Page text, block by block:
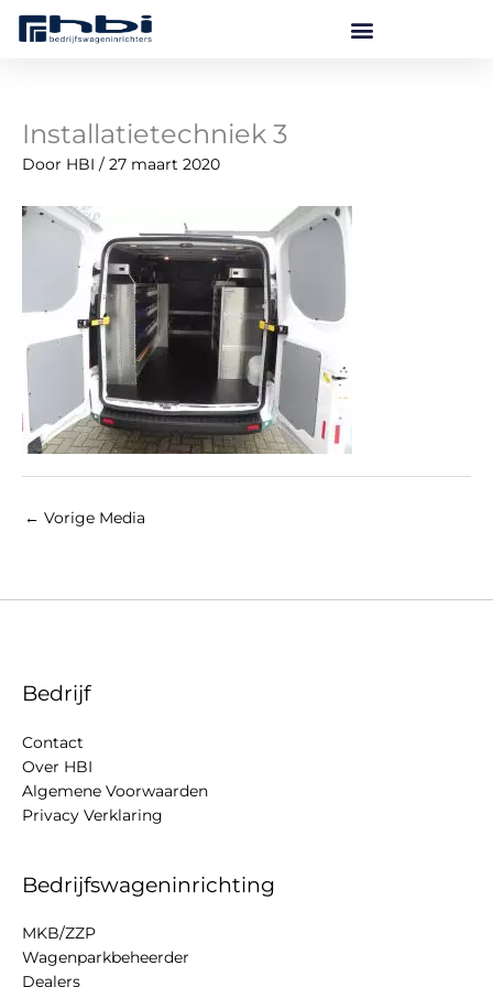
Installatietechniek 3
Door HBI / 27 maart 2020
← Vorige Media
Bedrijf
Contact
Over HBI
Algemene Voorwaarden
Privacy Verklaring
Bedrijfswageninrichting
MKB/ZZP
Wagenparkbeheerder
Dealers